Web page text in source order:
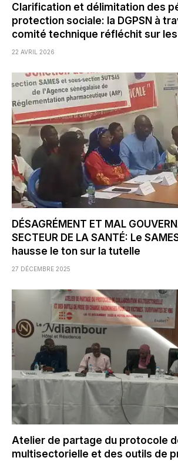
Clarification et délimitation des
protection sociale: la DGPSN à
comité technique réfléchit sur
22 AVRIL 2026
DÉSAGRÉMENT ET MAL
SECTEUR DE LA SANTÉ: Le
hausse le ton sur la tutelle
27 DÉCEMBRE 2025
Atelier de partage du protocole
multisectorielle et des outils de